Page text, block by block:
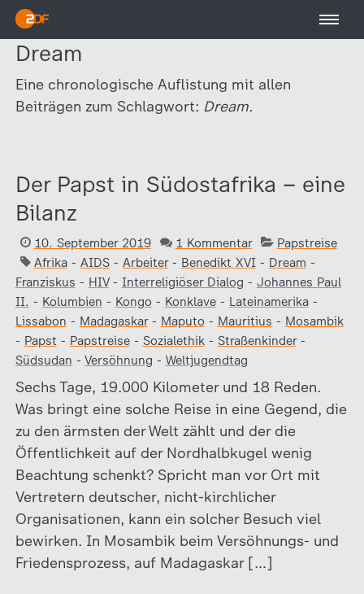
Dream
Eine chronologische Auflistung mit allen
Beiträgen zum Schlagwort: Dream.
Der Papst in Südostafrika – eine
Bilanz
10. September 2019 1 Kommentar
Papstreise
Afrika- AIDS- Arbeiter- Benedikt XVI - Dream -
Franziskus - HIV- Interreligiöser Dialog - Johannes Paul
II. - Kolumbien - Kongo - Konklave- Lateinamerika-
Lissabon - Madagaskar- Maputo - Mauritius - Mosambik
- Papst - Papstreise- Sozialethik- Straßenkinder-
Südsudan - Versöhnung - Weltjugendtag
Sechs Tage, 19.000 Kilometer und 18 Reden.
Was bringt eine solche Reise in eine Gegend, die
zu den ärmsten der Welt zählt und der die
Öffentlichkeit auf der Nordhalbkugel wenig
Beachtung schenkt? Spricht man vor Ort mit
Vertretern deutscher, nicht-kirchlicher
Organisationen, kann ein solcher Besuch viel
bewirken. In Mosambik beim Versöhnungs- und
Friedensprozess, auf Madagaskar […]